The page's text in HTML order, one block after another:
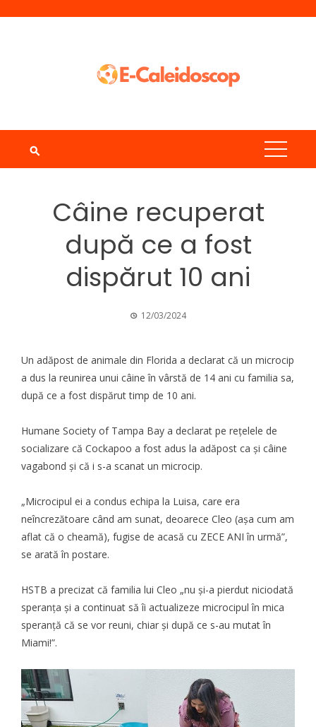
Câine recuperat
după ce a fost
dispărut 10 ani
12/03/2024
Un adăpost de animale din Florida a declarat că un microcip
a dus la reunirea unui câine în vârstă de 14 ani cu familia sa,
după ce a fost dispărut timp de 10 ani.
Humane Society of Tampa Bay a declarat pe rețelele de
socializare că Cockapoo a fost adus la adăpost ca și câine
vagabond și că i s-a scanat un microcip.
„Microcipul ei a condus echipa la Luisa, care era
neîncrezătoare când am sunat, deoarece Cleo (așa cum am
aflat că o cheamă), fugise de acasă cu ZECE ANI în urmă”,
se arată în postare.
HSTB a precizat că familia lui Cleo „nu și-a pierdut niciodată
speranța și a continuat să îi actualizeze microcipul în mica
speranță că se vor reuni, chiar și după ce s-au mutat în
Miami!”.